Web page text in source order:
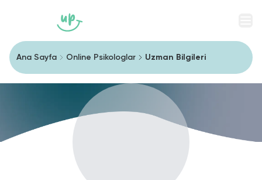
Ana Sayfa Online Psikologlar Uzman Bilgileri